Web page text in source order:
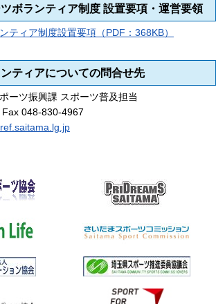
ボランティア制度 設置要項・運営要領
ティア制度設置要項（PDF：368KB）
ティアについての問合せ先
ーツ振興課 スポーツ普及担当
048-830-4967